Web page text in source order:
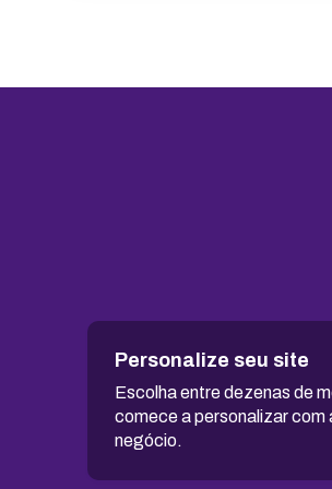
Backup diário
Gerenciador de acessos
Personalize seu site
Escolha entre dezenas de
comece a personalizar com
negócio.